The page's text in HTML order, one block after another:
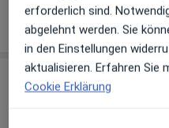
Mehr
Erfahrungen
erforderlich sind.
abgelehnt werden. Sie
in den Einstellungen
aktualisieren. Erfahren Sie
Cookie Erklärung